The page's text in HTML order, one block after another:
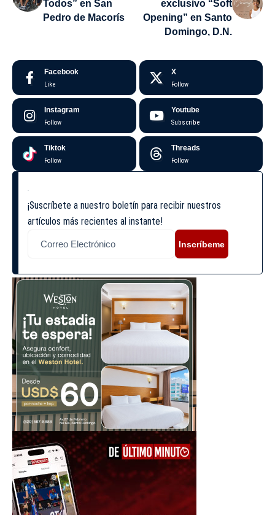
Todos” en San
Pedro de Macorís
exclusivo “Soft
Opening” en Santo
Domingo, D.N.
Facebook
Like
X
Follow
Instagram
Follow
Youtube
Subscribe
Tiktok
Follow
Threads
Follow
¡Suscríbete a nuestro boletín para recibir nuestros
artículos más recientes al instante!
Inscríbeme